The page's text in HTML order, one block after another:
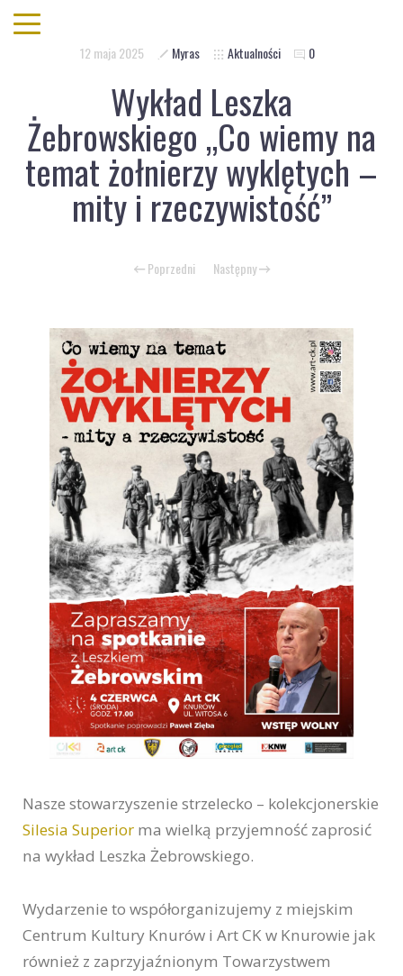
12 maja 2025 Myras Aktualności 0
Wykład Leszka
Żebrowskiego „Co wiemy na
temat żołnierzy wyklętych –
mity i rzeczywistość”
Poprzedni Następny
Nasze stowarzyszenie strzelecko – kolekcjonerskie
Silesia Superior ma wielką przyjemność zaprosić
na wykład Leszka Żebrowskiego.
Wydarzenie to współorganizujemy z miejskim
Centrum Kultury Knurów i Art CK w Knurowie jak
również z zaprzyjaźnionym Towarzystwem